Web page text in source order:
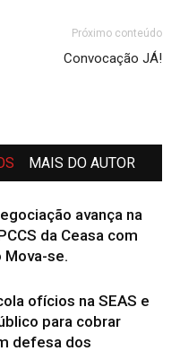
Próximo conteúdo
Convocação JÁ!
MAIS DO AUTOR
avança na
da Ceasa com
se.
ofícios na SEAS e
para cobrar
defesa dos